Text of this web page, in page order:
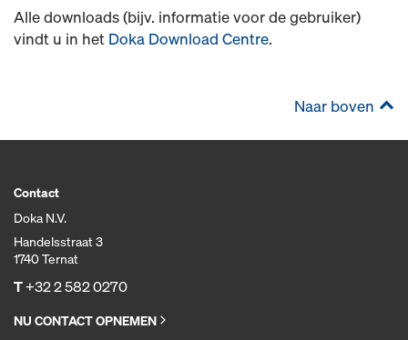
Alle downloads (bijv. informatie voor de gebruiker)
vindt u in het Doka Download Centre.
Naar boven
Contact
Doka N.V.
Handelsstraat 3
1740 Ternat
T+32 2 582 0270
NU CONTACT OPNEMEN